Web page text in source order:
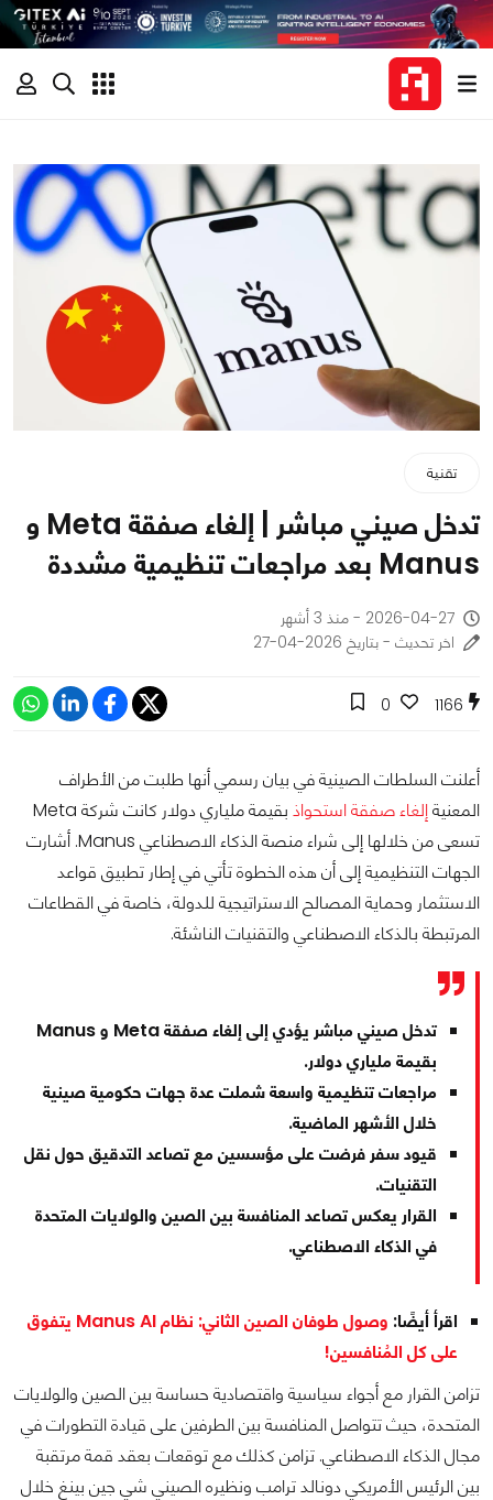
تقنية
تدخل صيني مباشر | إلغاء صفقة Meta و
Manus بعد مراجعات تنظيمية مشددة
2026-04-27 - منذ 3 أشهر
اخر تحديث - بتاريخ 2026-04-27
1166
0
أعلنت السلطات الصينية في بيان رسمي أنها طلبت من الأطراف
المعنيةإلغاء صفقة استحواذ
بقيمة ملياري دولار كانت شركة Meta
تسعى من خلالها إلى شراء منصة الذكاء الاصطناعي Manus. أشارت
الجهات التنظيمية إلى أن هذه الخطوة تأتي في إطار تطبيق قواعد
الاستثمار وحماية المصالح الاستراتيجية للدولة، خاصة في القطاعات
المرتبطة بالذكاء الاصطناعي والتقنيات الناشئة.
تدخل صيني مباشر يؤدي إلى إلغاء صفقة Meta و Manus
بقيمة ملياري دولار.
مراجعات تنظيمية واسعة شملت عدة جهات حكومية صينية
خلال الأشهر الماضية.
قيود سفر فرضت على مؤسسين مع تصاعد التدقيق حول نقل
التقنيات.
القرار يعكس تصاعد المنافسة بين الصين والولايات المتحدة
في الذكاء الاصطناعي.
اقرأ أيضًا:
وصول طوفان الصين الثاني: نظام Manus AI يتفوق
على كل المُنافسين!
تزامن القرار مع أجواء سياسية واقتصادية حساسة بين الصين والولايات
المتحدة، حيث تتواصل المنافسة بين الطرفين على قيادة التطورات في
مجال الذكاء الاصطناعي. تزامن كذلك مع توقعات بعقد قمة مرتقبة
بين الرئيس الأمريكي دونالد ترامب ونظيره الصيني شي جين بينغ خلال